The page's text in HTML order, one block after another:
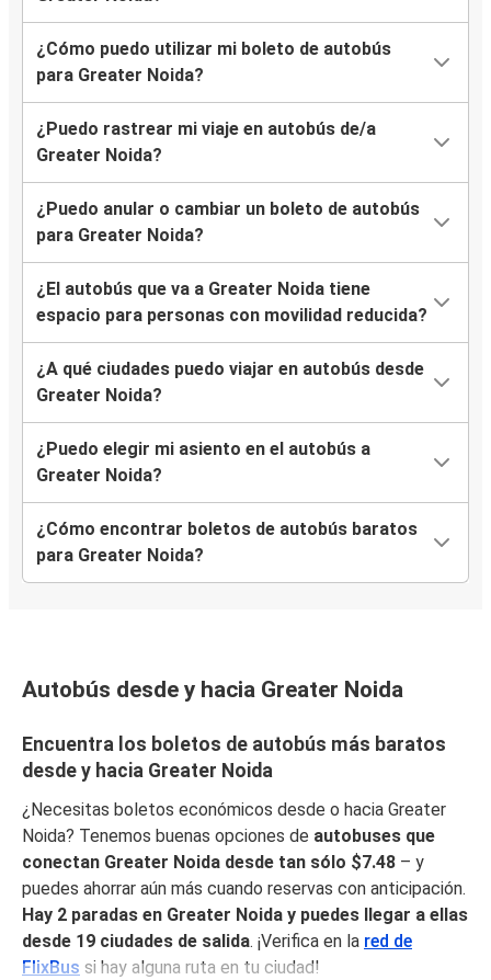
¿Cómo puedo utilizar mi boleto de autobús
para Greater Noida?
¿Puedo rastrear mi viaje en autobús de/a
Greater Noida?
¿Puedo anular o cambiar un boleto de autobús
para Greater Noida?
¿El autobús que va a Greater Noida tiene
espacio para personas con movilidad reducida?
¿A qué ciudades puedo viajar en autobús desde
Greater Noida?
¿Puedo elegir mi asiento en el autobús a
Greater Noida?
¿Cómo encontrar boletos de autobús baratos
para Greater Noida?
Autobús desde y hacia Greater Noida
Encuentra los boletos de autobús más baratos
desde y hacia Greater Noida
¿Necesitas boletos económicos desde o hacia Greater
Noida? Tenemos buenas opciones de autobuses que
conectan Greater Noida desde tan sólo $7.48 – y
puedes ahorrar aún más cuando reservas con anticipación.
Hay 2 paradas en Greater Noida y puedes llegar a ellas
desde 19 ciudades de salida. ¡Verifica en la red de
FlixBus si hay alguna ruta en tu ciudad!